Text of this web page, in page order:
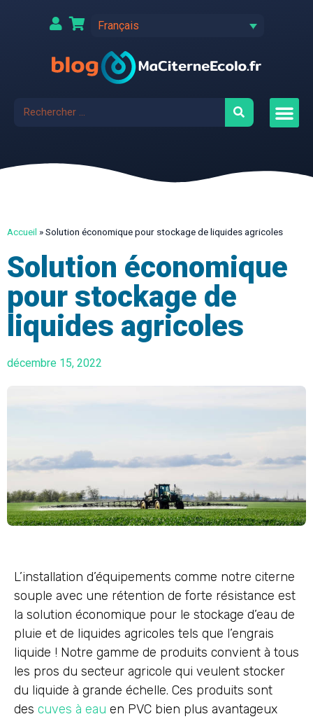
Français
Accueil »Solution économique pour stockage de liquides agricoles
Solution économique
pour stockage de
liquides agricoles
décembre 15, 2022
L’installation d’équipements comme notre citerne
souple avec une rétention de forte résistance est
la solution économique pour le stockage d’eau de
pluie et de liquides agricoles tels que l’engrais
liquide ! Notre gamme de produits convient à tous
les pros du secteur agricole qui veulent stocker
du liquide à grande échelle. Ces produits sont
des cuves à eau en PVC bien plus avantageux